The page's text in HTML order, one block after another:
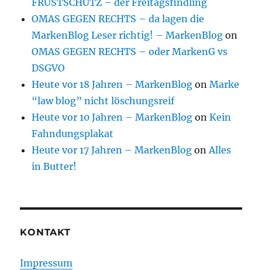
FRUSTSCHUTZ – der Freitagsfindling
OMAS GEGEN RECHTS – da lagen die
MarkenBlog Leser richtig! – MarkenBlog on
OMAS GEGEN RECHTS – oder MarkenG vs
DSGVO
Heute vor 18 Jahren – MarkenBlog onMarke
“law blog” nicht löschungsreif
Heute vor 10 Jahren – MarkenBlog onKein
Fahndungsplakat
Heute vor 17 Jahren – MarkenBlog onAlles
in Butter!
KONTAKT
Impressum